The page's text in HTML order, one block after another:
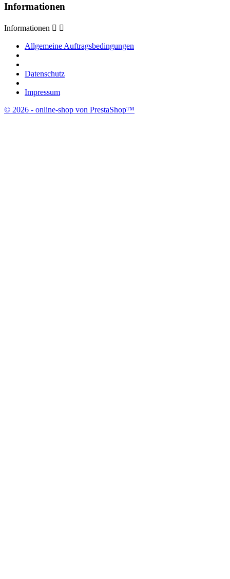
Informationen
Informationen  
Allgemeine Auftragsbedingungen
Datenschutz
Impressum
© 2026 - online-shop von PrestaShop™